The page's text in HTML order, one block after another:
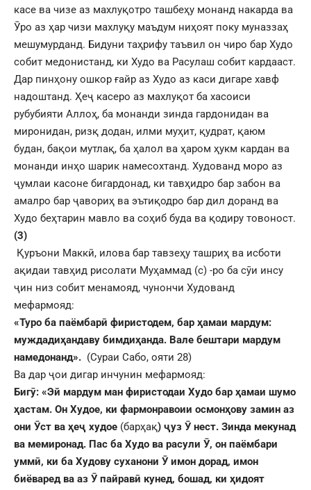
касе ва чизе аз махлуқотро ташбеҳу монанд накарда ва
Ӯро аз ҳар чизи махлуқу маъдум ниҳоят поку муназзаҳ
мешумурданд. Бидуни таҳрифу таъвил он чиро бар Худо
собит медонистанд, ки Худо ва Расулаш собит кардааст.
Дар пинҳону ошкор ғайр аз Худо аз каси дигаре хавф
надоштанд. Ҳеҷ касеро аз махлуқот ба хасоиси
рубубияти Аллоҳ, ба монанди зинда гардонидан ва
миронидан, ризқ додан, илми муҳит, қудрат, қаюм
будан, бақои мутлақ, ба ҳалол ва ҳаром ҳукм кардан ва
монанди инҳо шарик намесохтанд. Худованд моро аз
ҷумлаи касоне бигардонад, ки тавҳидро бар забон ва
амалро бар ҷавориҳ ва эътиқодро бар дил доранд ва
Худо беҳтарин мавло ва соҳиб буда ва қодиру товоност.
(3)
Қуръони Маккӣ, илова бар тавзеҳу ташриҳ ва исботи
ақидаи тавҳид рисолати Муҳаммад (с) -ро ба сӯи инсу
ҷин низ собит менамояд, чунончи Худованд
мефармояд:
«Туро ба паёмбарӣ фиристодем, бар ҳамаи мардум:
муждадиҳандаву бимдиҳанда. Вале бештари мардум
намедонанд». (Сураи Сабо, ояти 28)
Ва дар ҷои дигар инчунин мефармояд:
Бигӯ: «Эй мардум ман фиристодаи Худо бар ҳамаи шумо
ҳастам. Он Худое, ки фармонравоии осмонҳову замин аз
они Ӯст ва ҳеҷ худое (барҳақ) ҷуз Ӯ нест. Зинда мекунад
ва мемиронад. Пас ба Худо ва расули Ӯ, он паёмбари
уммӣ, ки ба Худову суханони Ӯ имон дорад, имон
биёваред ва аз Ӯ пайравӣ кунед, бошад, ки ҳидоят